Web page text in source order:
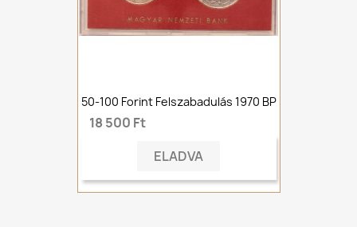
50-100 Forint Felszabadulás 1970 BP
18 500 Ft
ELADVA